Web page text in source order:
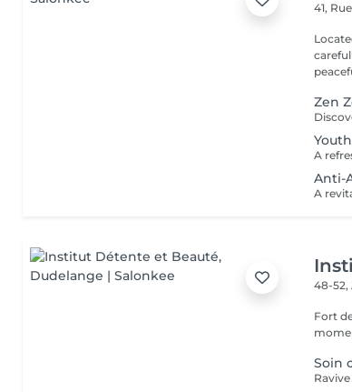
41,
Zen
Anti-
48-52,
Fort
Soin